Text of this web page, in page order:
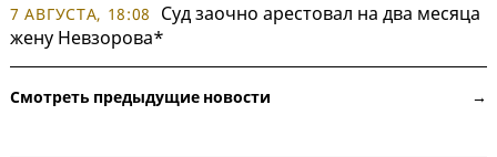
7 АВГУСТА, 18:08
Суд заочно арестовал на два месяца
жену Невзорова*
Смотреть предыдущие новости →